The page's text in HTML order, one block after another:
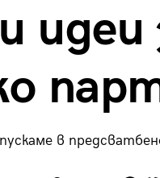
идеи
в